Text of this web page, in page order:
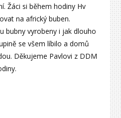
Žáci si během hodiny Hv
na africký buben.
bubny vyrobeny i jak dlouho
se všem líbilo a domů
Děkujeme Pavlovi z DDM